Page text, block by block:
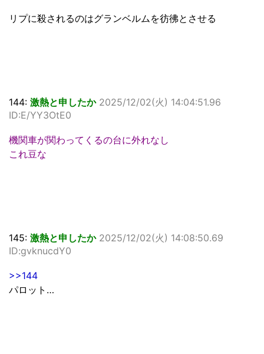
リプに殺されるのはグランベルムを彷彿とさせる
144: 激熱と申したか 2025/12/02(火) 14:04:51.96
ID:E/YY3OtE0
機関車が関わってくるの台に外れなし
これ豆な
145: 激熱と申したか 2025/12/02(火) 14:08:50.69
ID:gvknucdY0
>>144
パロット…